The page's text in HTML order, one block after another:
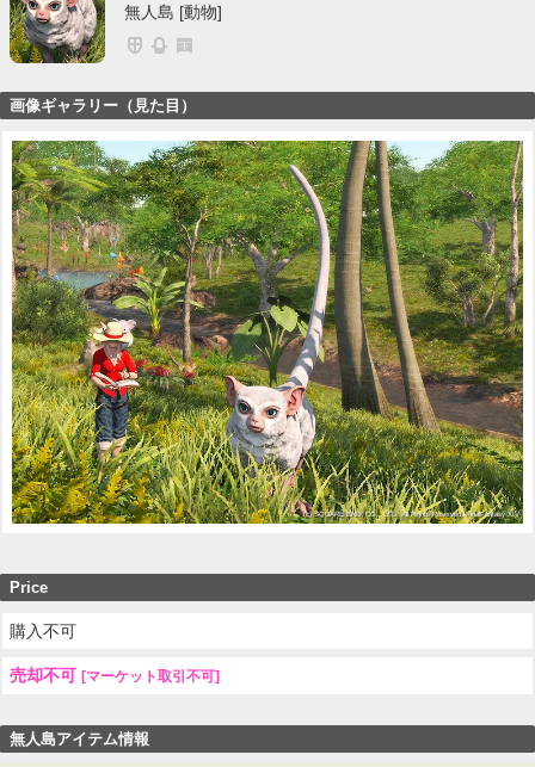
無人島 [動物]
画像ギャラリー（見た目）
Price
購入不可
売却不可 [マーケット取引不可]
無人島アイテム情報